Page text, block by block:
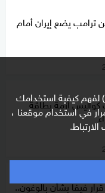
لفهم كيفية استخدامك
في استخدام موقعنا ،
ترامب يضع إيران أمام
أزمة بطاقة
فيفا بشأن بالوغون..